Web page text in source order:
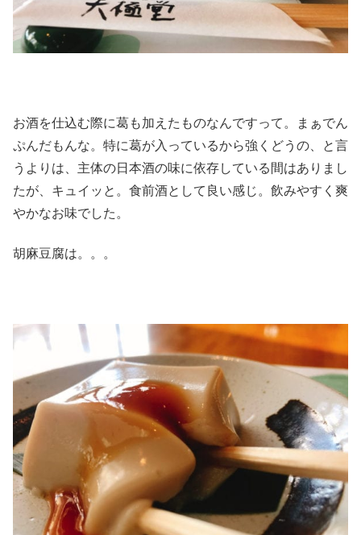
お酒を仕込む際に葛も加えたものなんですって。まぁでん
ぷんだもんな。特に葛が入っているから強くどうの、と言
うよりは、主体の日本酒の味に依存している間はありまし
たが、キュイッと。食前酒として良い感じ。飲みやすく爽
やかなお味でした。
胡麻豆腐は。。。